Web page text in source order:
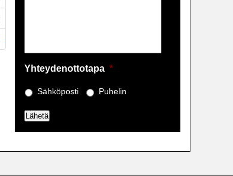
Yhteydenottotapa *
Sähköposti Puhelin
Lähetä